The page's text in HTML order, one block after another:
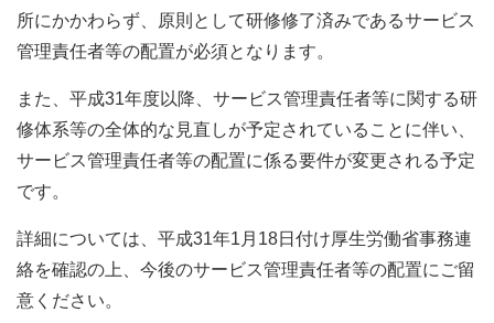
所にかかわらず、原則として研修修了済みであるサービス
管理責任者等の配置が必須となります。
また、平成31年度以降、サービス管理責任者等に関する研
修体系等の全体的な見直しが予定されていることに伴い、
サービス管理責任者等の配置に係る要件が変更される予定
です。
詳細については、平成31年1月18日付け厚生労働省事務連
絡を確認の上、今後のサービス管理責任者等の配置にご留
意ください。